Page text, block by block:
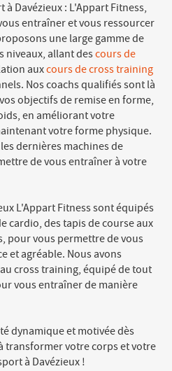
à Davézieux : L'Appart Fitness,
entraîner et vous ressourcer
une large gamme de
niveaux, allant descours de
auxcours de cross training
Nos coachs qualifiés sont là
objectifs de remise en forme,
en améliorant votre
votre forme physique.
dernières machines de
de vous entraîner à votre
L'Appart Fitness sont équipés
cardio, des tapis de course aux
pour vous permettre de vous
et agréable. Nous avons
cross training, équipé de tout
vous entraîner de manière
dynamique et motivée dès
transformer votre corps et votre
à Davézieux !